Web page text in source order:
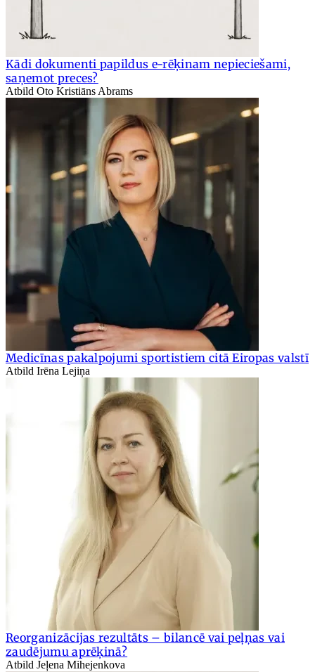
Kādi dokumenti papildus e-rēķinam nepieciešami,
saņemot preces?
Atbild Oto Kristiāns Abrams
Medicīnas pakalpojumi sportistiem citā Eiropas valstī
Atbild Irēna Lejiņa
Reorganizācijas rezultāts – bilancē vai peļņas vai
zaudējumu aprēķinā?
Atbild Jeļena Mihejenkova